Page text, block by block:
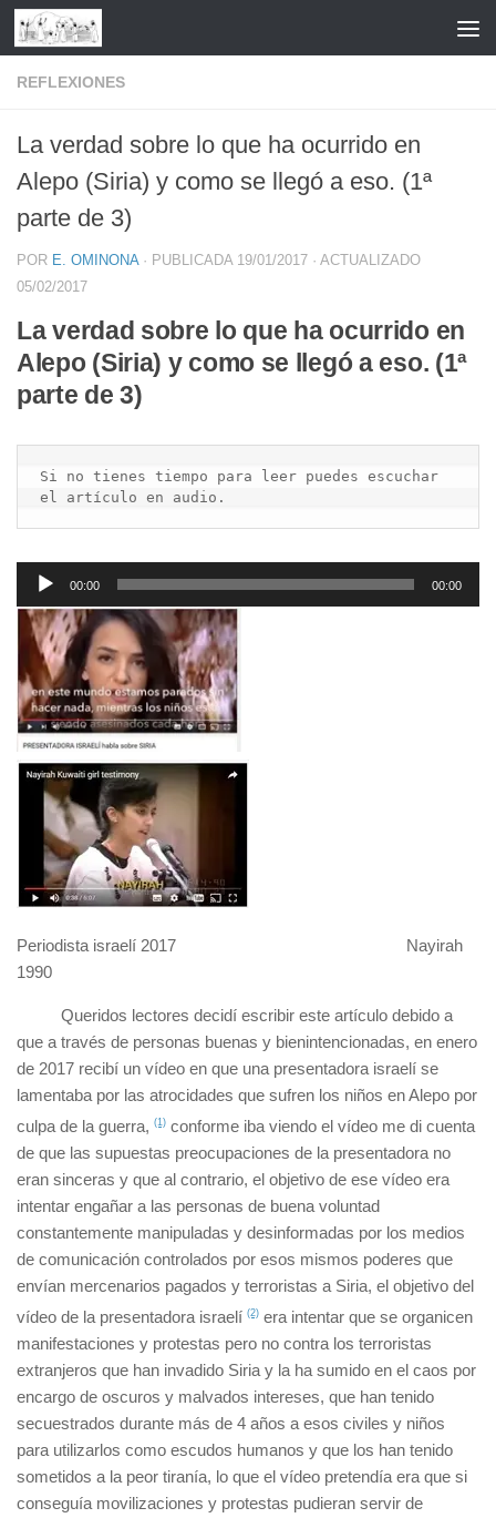
Saltar al contenido
REFLEXIONES
La verdad sobre lo que ha ocurrido en
Alepo (Siria) y como se llegó a eso. (1ª
parte de 3)
POR E. OMINONA · PUBLICADA 19/01/2017 · ACTUALIZADO
05/02/2017
La verdad sobre lo que ha ocurrido en
Alepo (Siria) y como se llegó a eso. (1ª
parte de 3)
Si no tienes tiempo para leer puedes escuchar
el artículo en audio.
Reproductor
audio
00:00 00:00
Periodista israelí 2017 Nayirah
1990
Queridos lectores decidí escribir este artículo debido a
que a través de personas buenas y bienintencionadas, en enero
de 2017 recibí un vídeo en que una presentadora israelí se
lamentaba por las atrocidades que sufren los niños en Alepo por
culpa de la guerra, (1) conforme iba viendo el vídeo me di cuenta
de que las supuestas preocupaciones de la presentadora no
eran sinceras y que al contrario, el objetivo de ese vídeo era
intentar engañar a las personas de buena voluntad
constantemente manipuladas y desinformadas por los medios
de comunicación controlados por esos mismos poderes que
envían mercenarios pagados y terroristas a Siria, el objetivo del
vídeo de la presentadora israelí (2) era intentar que se organicen
manifestaciones y protestas pero no contra los terroristas
extranjeros que han invadido Siria y la ha sumido en el caos por
encargo de oscuros y malvados intereses, que han tenido
secuestrados durante más de 4 años a esos civiles y niños
para utilizarlos como escudos humanos y que los han tenido
sometidos a la peor tiranía, lo que el vídeo pretendía era que si
conseguía movilizaciones y protestas pudieran servir de